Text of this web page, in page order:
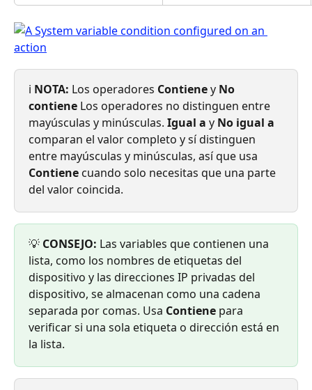
ℹ️ NOTA: Los operadores Contiene y No
contiene Los operadores no distinguen entre
mayúsculas y minúsculas. Igual a y No igual a
comparan el valor completo y sí distinguen
entre mayúsculas y minúsculas, así que usa
Contiene cuando solo necesitas que una parte
del valor coincida.
💡 CONSEJO: Las variables que contienen una
lista, como los nombres de etiquetas del
dispositivo y las direcciones IP privadas del
dispositivo, se almacenan como una cadena
separada por comas. Usa Contiene para
verificar si una sola etiqueta o dirección está en
la lista.